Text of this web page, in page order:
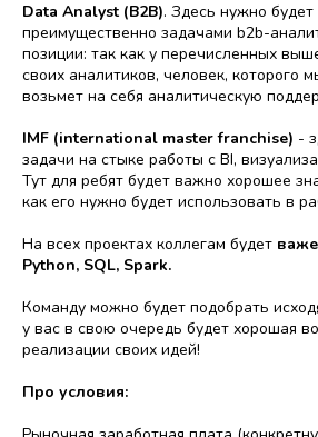
Data Analyst (B2B). Здесь нужно будет
преимущественно задачами b2b-
позиции: так как у перечисленных
своих аналитиков, человек, которого
возьмет на себя аналитическую
IMF (international master franchise) -
задачи на стыке работы с BI,
Тут для ребят будет важно хорошее
как его нужно будет использовать в
На всех проектах коллегам будет
Python, SQL, Spark.
Команду можно будет подобрать
у вас в свою очередь будет хорошая
реализации своих идей!
Про условия: